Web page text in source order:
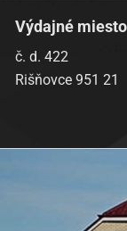
Výdajné
č. d. 422
Rišňovce 951 21